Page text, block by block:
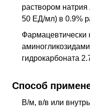
раствором
50 ЕД/мл) в 0.9%
Фармацевтически
гидрокарбоната
Способ
В/м, в/в или